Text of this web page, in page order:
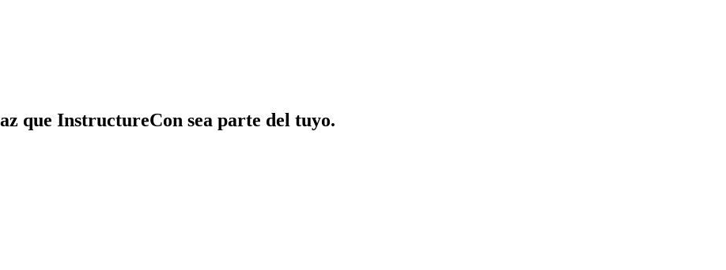
que InstructureCon sea parte del tuyo.